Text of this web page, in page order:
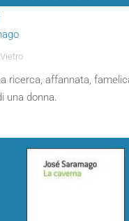
ricerca, affannata,
una donna.